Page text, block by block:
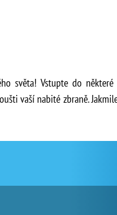
světa! Vstupte do
vaší nabité zbraně.